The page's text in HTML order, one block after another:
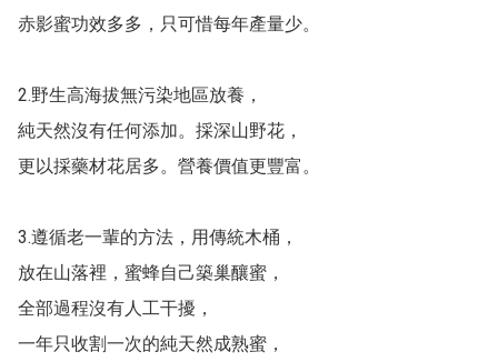
赤影蜜功效多多，只可惜每年產量少。
2.野生高海拔無污染地區放養，
純天然沒有任何添加。採深山野花，
更以採藥材花居多。營養價值更豐富。
3.遵循老一輩的方法，用傳統木桶，
放在山落裡，蜜蜂自己築巢釀蜜，
全部過程沒有人工干擾，
一年只收割一次的純天然成熟蜜，